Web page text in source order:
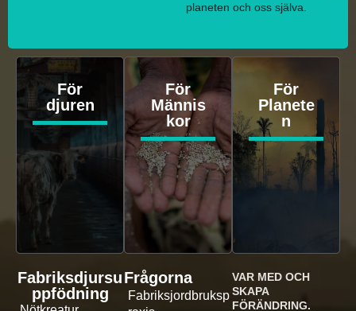
planeten och oss själva.
För
djuren
För
Männis
kor
För
Planete
n
Fabriksdjursu
ppfödning
Frågorna
Fabriksjordbruksp
VAR MED OCH
SKAPA
FÖRÄNDRING.